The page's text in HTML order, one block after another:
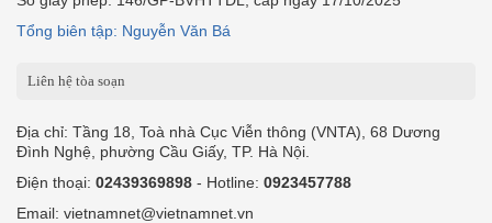
Tổng biên tập: Nguyễn Văn Bá
Liên hệ tòa soạn
Địa chỉ: Tầng 18, Toà nhà Cục Viễn thông (VNTA), 68 Dương
Đình Nghệ, phường Cầu Giấy, TP. Hà Nội.
Điện thoại: 02439369898 - Hotline: 0923457788
Email: vietnamnet@vietnamnet.vn